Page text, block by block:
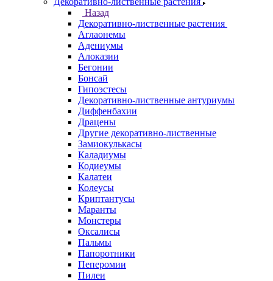
Назад
Декоративно-лиственные растения
Аглаонемы
Адениумы
Алоказии
Бегонии
Бонсай
Гипоэстесы
Декоративно-лиственные антуриумы
Диффенбахии
Драцены
Другие декоративно-лиственные
Замиокулькасы
Каладиумы
Кодиеумы
Калатеи
Колеусы
Криптантусы
Маранты
Монстеры
Оксалисы
Пальмы
Папоротники
Пеперомии
Пилеи